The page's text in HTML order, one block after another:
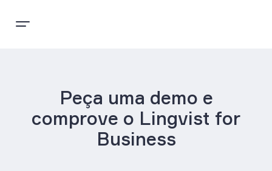
Peça uma demo e
comprove o Lingvist for
Business